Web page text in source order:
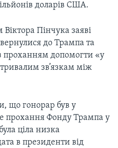
доларів США.
Пінчука заяві
до Трампа та
проханням допомогти «у
зв’язкам між
що гонорар був у
прохання Фонду Трампа у
ціла низка
в президенти від